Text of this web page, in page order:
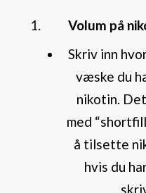
Volum på
Skriv inn
væske du
nikotin.
med
å tilsette
hvis du